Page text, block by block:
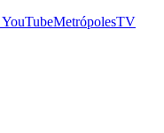
YouTubeMetrópolesTV